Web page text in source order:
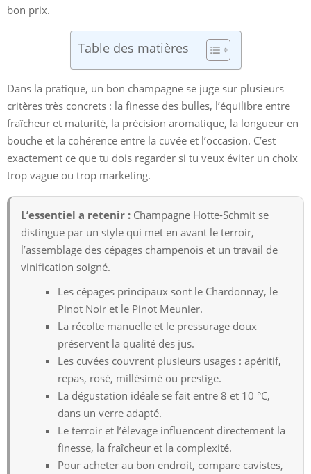
bon prix.
Table des matières
Dans la pratique, un bon champagne se juge sur plusieurs
critères très concrets : la finesse des bulles, l’équilibre entre
fraîcheur et maturité, la précision aromatique, la longueur en
bouche et la cohérence entre la cuvée et l’occasion. C’est
exactement ce que tu dois regarder si tu veux éviter un choix
trop vague ou trop marketing.
L’essentiel a retenir : Champagne Hotte-Schmit se
distingue par un style qui met en avant le terroir,
l’assemblage des cépages champenois et un travail de
vinification soigné.
Les cépages principaux sont le Chardonnay, le
Pinot Noir et le Pinot Meunier.
La récolte manuelle et le pressurage doux
préservent la qualité des jus.
Les cuvées couvrent plusieurs usages : apéritif,
repas, rosé, millésimé ou prestige.
La dégustation idéale se fait entre 8 et 10 °C,
dans un verre adapté.
Le terroir et l’élevage influencent directement la
finesse, la fraîcheur et la complexité.
Pour acheter au bon endroit, compare cavistes,